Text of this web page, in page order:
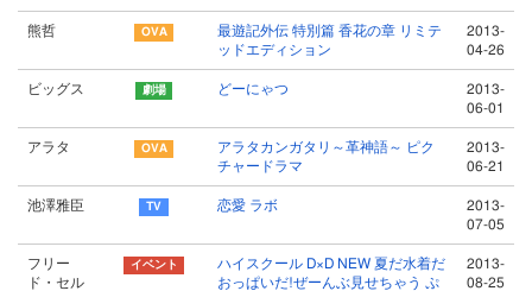
熊哲
最遊記外伝 特別篇 香花の章 リミテ
ッドエディション
2013-
04-26
ビッグス どーにゃつ
2013-
06-01
アラタ
アラタカンガタリ～革神語～ ピク
チャードラマ
2013-
06-21
池澤雅臣 恋愛 ラボ
2013-
07-05
フリー
ド・セル
ハイスクール D×D NEW 夏だ水着だ
おっぱいだ!ぜーんぶ見せちゃう ぷ
2013-
08-25